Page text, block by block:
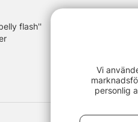
flash''
Vi
personlig